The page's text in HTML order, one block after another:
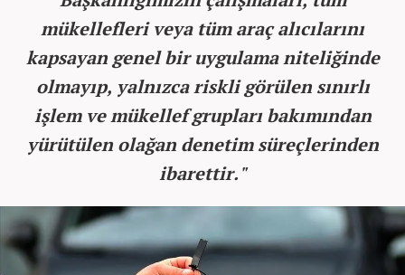
mükellefleri veya tüm araç alıcılarını
kapsayan genel bir uygulama niteliğinde
olmayıp, yalnızca riskli görülen sınırlı
işlem ve mükellef grupları bakımından
yürütülen olağan denetim süreçlerinden
ibarettir."